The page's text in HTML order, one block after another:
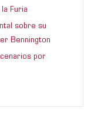
la Furia
sobre su
Bennington
por